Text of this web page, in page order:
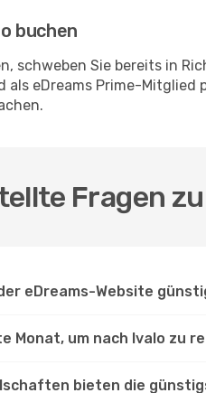
buchen
schweben Sie bereits in
als eDreams Prime-
Fragen
eDreams-Website
Monat, um nach Ivalo zu
bieten die